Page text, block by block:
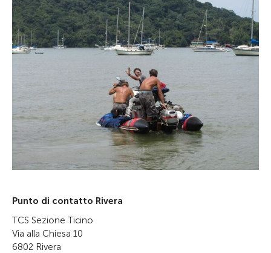
Punto di contatto Rivera
TCS Sezione Ticino
Via alla Chiesa 10
6802 Rivera